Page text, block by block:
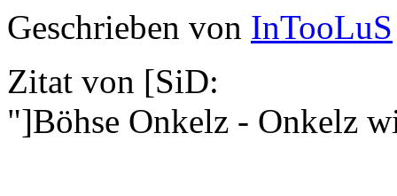
Geschrieben von InTooLuS
Zitat von [SiD:
"]Böhse Onkelz - Onkelz